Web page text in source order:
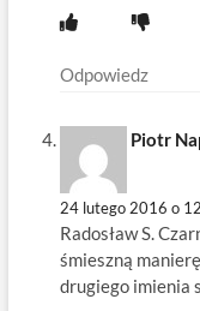
Odpowiedz
Piotr
24 lutego 2016 o
Radosław S.
śmieszną
drugiego imienia